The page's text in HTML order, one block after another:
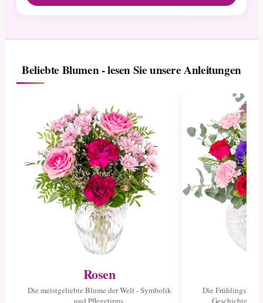
Beliebte Blumen - lesen Sie unsere Anleitungen
Rosen
Die meistgeliebte Blume der Welt - Symbolik
Die